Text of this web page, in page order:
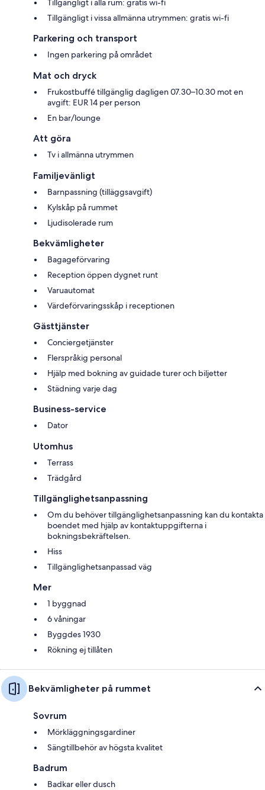
Tillgängligt i alla rum: gratis wi-fi
Tillgängligt i vissa allmänna utrymmen: gratis wi-fi
Parkering och transport
Ingen parkering på området
Mat och dryck
Frukostbuffé tillgänglig dagligen 07.30–10.30 mot en
avgift: EUR 14 per person
En bar/lounge
Att göra
Tv i allmänna utrymmen
Familjevänligt
Barnpassning (tilläggsavgift)
Kylskåp på rummet
Ljudisolerade rum
Bekvämligheter
Bagageförvaring
Reception öppen dygnet runt
Varuautomat
Värdeförvaringsskåp i receptionen
Gästtjänster
Conciergetjänster
Flerspråkig personal
Hjälp med bokning av guidade turer och biljetter
Städning varje dag
Business-service
Dator
Utomhus
Terrass
Trädgård
Tillgänglighetsanpassning
Om du behöver tillgänglighetsanpassning kan du kontakta
boendet med hjälp av kontaktuppgifterna i
bokningsbekräftelsen.
Hiss
Tillgänglighetsanpassad väg
Mer
1 byggnad
6 våningar
Byggdes 1930
Rökning ej tillåten
Bekvämligheter på rummet
Sovrum
Mörkläggningsgardiner
Sängtillbehör av högsta kvalitet
Badrum
Badkar eller dusch